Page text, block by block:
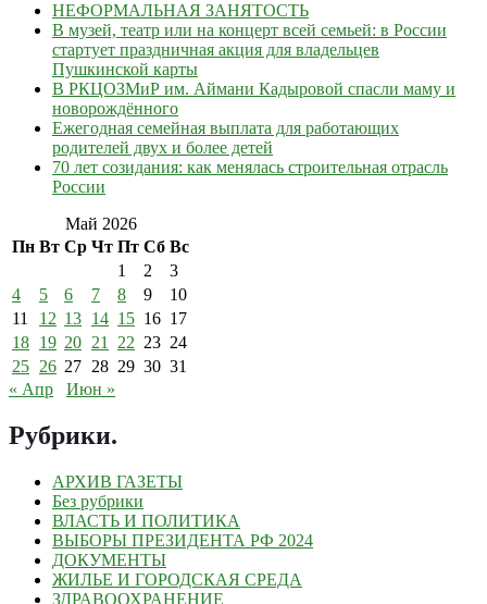
НЕФОРМАЛЬНАЯ ЗАНЯТОСТЬ
В музей, театр или на концерт всей семьей: в России
стартует праздничная акция для владельцев
Пушкинской карты
В РКЦОЗМиР им. Аймани Кадыровой спасли маму и
новорождённого
Ежегодная семейная выплата для работающих
родителей двух и более детей
70 лет созидания: как менялась строительная отрасль
России
Май 2026
Пн Вт Ср Чт Пт Сб Вс
1
2
3
4
5 6 7 8 9
10
11
12 13 14 15 16 17
18 19 20 21 22 23 24
25 26 27 28 29 30 31
« Апр
Июн »
Рубрики.
АРХИВ ГАЗЕТЫ
Без рубрики
ВЛАСТЬ И ПОЛИТИКА
ВЫБОРЫ ПРЕЗИДЕНТА РФ 2024
ДОКУМЕНТЫ
ЖИЛЬЕ И ГОРОДСКАЯ СРЕДА
ЗДРАВООХРАНЕНИЕ